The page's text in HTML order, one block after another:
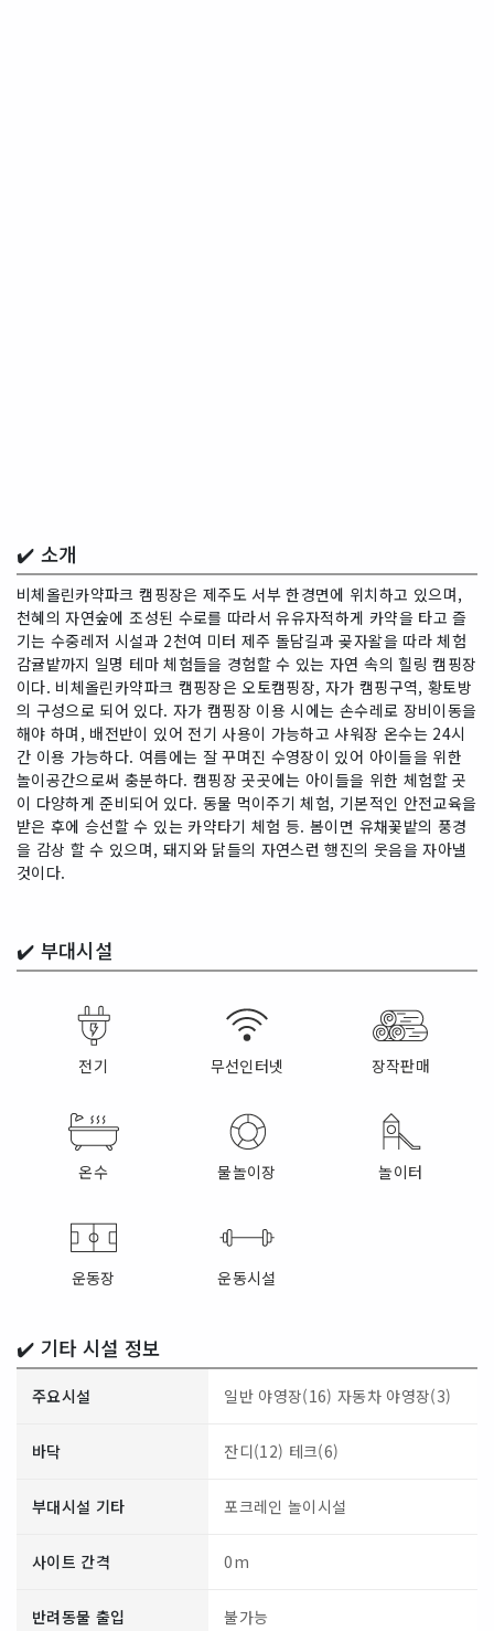
✔️ 소개
비체올린카약파크 캠핑장은 제주도 서부 한경면에 위치하고 있으며,
천혜의 자연숲에 조성된 수로를 따라서 유유자적하게 카약을 타고 즐
기는 수중레저 시설과 2천여 미터 제주 돌담길과 곶자왈을 따라 체험
감귤밭까지 일명 테마 체험들을 경험할 수 있는 자연 속의 힐링 캠핑장
이다. 비체올린카약파크 캠핑장은 오토캠핑장, 자가 캠핑구역, 황토방
의 구성으로 되어 있다. 자가 캠핑장 이용 시에는 손수레로 장비이동을
해야 하며, 배전반이 있어 전기 사용이 가능하고 샤워장 온수는 24시
간 이용 가능하다. 여름에는 잘 꾸며진 수영장이 있어 아이들을 위한
놀이공간으로써 충분하다. 캠핑장 곳곳에는 아이들을 위한 체험할 곳
이 다양하게 준비되어 있다. 동물 먹이주기 체험, 기본적인 안전교육을
받은 후에 승선할 수 있는 카약타기 체험 등. 봄이면 유채꽃밭의 풍경
을 감상 할 수 있으며, 돼지와 닭들의 자연스런 행진의 웃음을 자아낼
것이다.
✔️ 부대시설
전기 무선인터넷 장작판매
온수 물놀이장 놀이터
운동장 운동시설
✔️ 기타 시설 정보
주요시설 일반 야영장(16)자동차 야영장(3)
바닥 잔디(12) 테크(6)
부대시설 기타 포크레인 놀이시설
사이트 간격 0m
반려동물 출입 불가능